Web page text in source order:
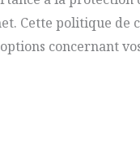
Cette politique
concernant